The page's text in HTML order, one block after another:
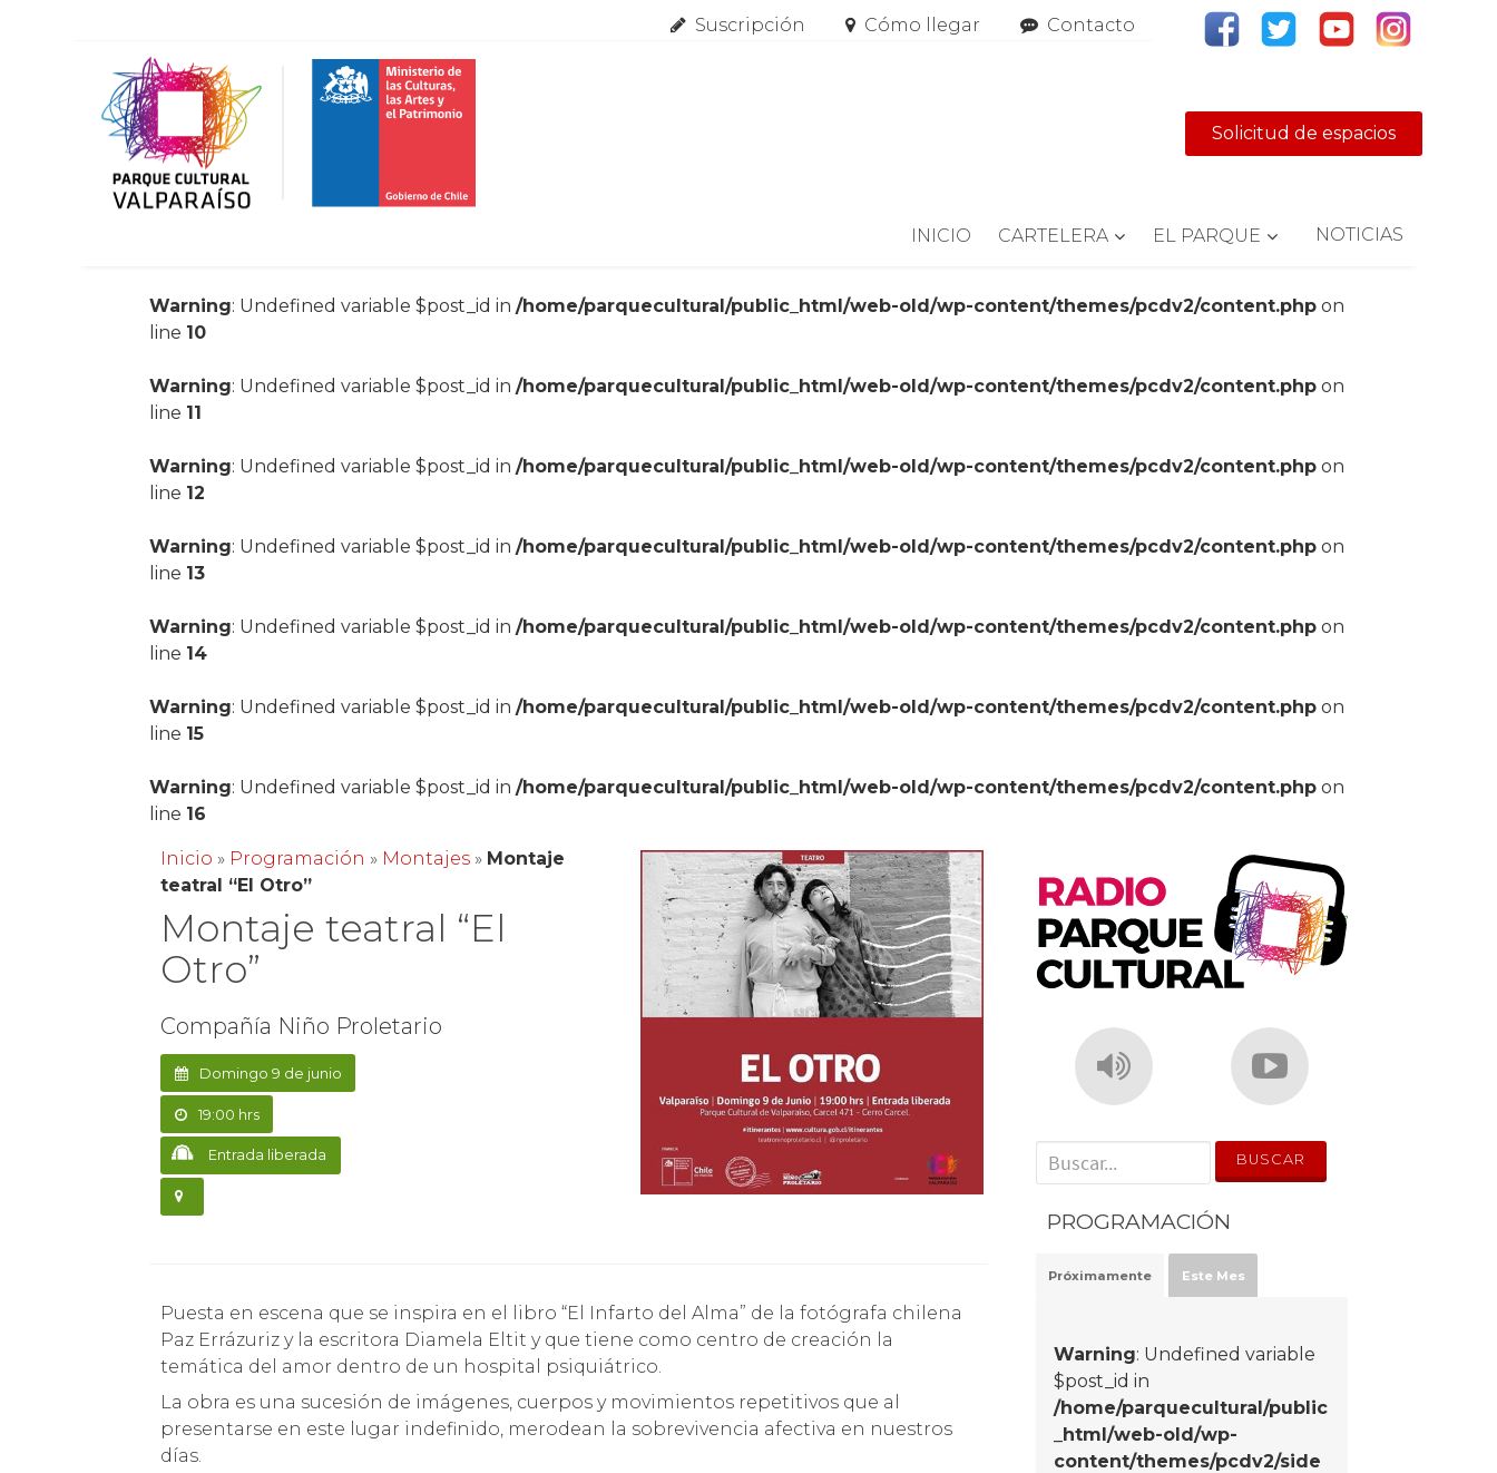
Suscripción Cómo llegar Contacto
Solicitud de espacios
INICIO CARTELERA EL PARQUE NOTICIAS
Warning: Undefined variable $post_id in/home/parquecultural/public_html/web-old/wp-content/themes/pcdv2/content.php on
line 10
Warning: Undefined variable $post_id in/home/parquecultural/public_html/web-old/wp-content/themes/pcdv2/content.php on
line 11
Warning: Undefined variable $post_id in/home/parquecultural/public_html/web-old/wp-content/themes/pcdv2/content.php on
line 12
Warning: Undefined variable $post_id in/home/parquecultural/public_html/web-old/wp-content/themes/pcdv2/content.php on
line 13
Warning: Undefined variable $post_id in/home/parquecultural/public_html/web-old/wp-content/themes/pcdv2/content.php on
line 14
Warning: Undefined variable $post_id in/home/parquecultural/public_html/web-old/wp-content/themes/pcdv2/content.php on
line 15
Warning: Undefined variable $post_id in/home/parquecultural/public_html/web-old/wp-content/themes/pcdv2/content.php on
line 16
Inicio » Programación » Montajes » Montaje
teatral “El Otro”
Montaje teatral “El
Otro”
Compañía Niño Proletario
Domingo 9 de junio
19:00 hrs
Entrada liberada
Puesta en escena que se inspira en el libro “El Infarto del Alma” de la fotógrafa chilena
Paz Errázuriz y la escritora Diamela Eltit y que tiene como centro de creación la
temática del amor dentro de un hospital psiquiátrico.
La obra es una sucesión de imágenes, cuerpos y movimientos repetitivos que al
presentarse en este lugar indefinido, merodean la sobrevivencia afectiva en nuestros
días.
' . __('Search for:') . '
PROGRAMACIÓN
Próximamente Este Mes
Warning: Undefined variable
$post_id in
/home/parquecultural/public
_html/web-old/wp-
content/themes/pcdv2/side